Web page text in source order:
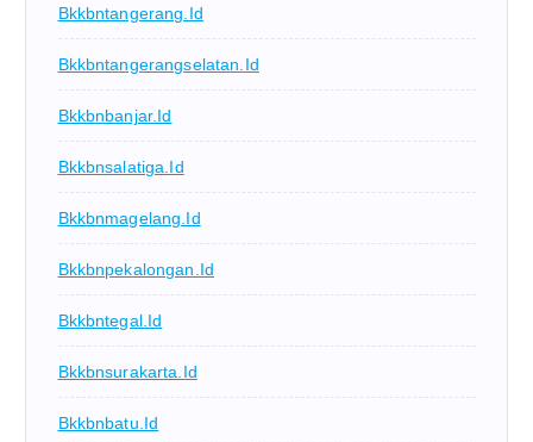
Bkkbntangerang.id
Bkkbntangerangselatan.id
Bkkbnbanjar.id
Bkkbnsalatiga.id
Bkkbnmagelang.id
Bkkbnpekalongan.id
Bkkbntegal.id
Bkkbnsurakarta.id
Bkkbnbatu.id